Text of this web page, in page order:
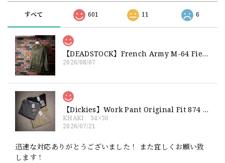
すべて 601 11 6
【DEADSTOCK】French Army M-64 Field Jacket "92C" 実物 フランス軍 フィールドジャケット コットンサテン300 デッドストック
2026/08/07
【Dickies】Work Pant Original Fit 874 新品 ディッキーズ オリジナルフィット ワークパンツ
KHAKI 34×30
2026/07/21
迅速な対応ありがとうございました！ また宜しくお願い致
します！